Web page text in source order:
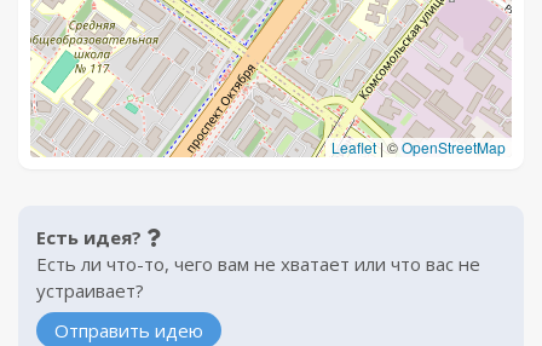
Leaflet|©OpenStreetMap
Есть идея?
Есть ли что-то, чего вам не хватает или что вас не
устраивает?
Отправить идею